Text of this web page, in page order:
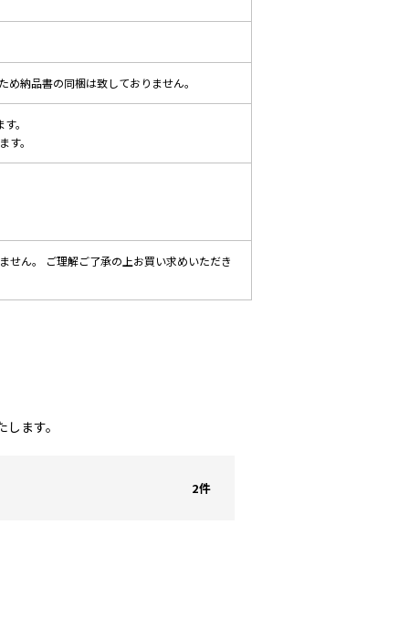
納品書の同梱は致しておりません。
。
。
せん。 ご理解ご了承の上お買い求めいただき
ます。
2